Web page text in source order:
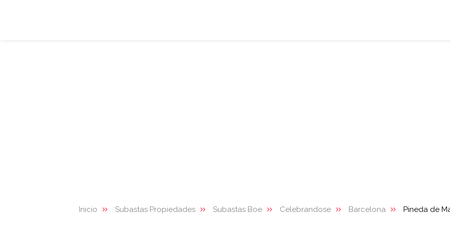
Inicio Subastas Propiedades Subastas Boe Celebrandose Barcelona Pineda de